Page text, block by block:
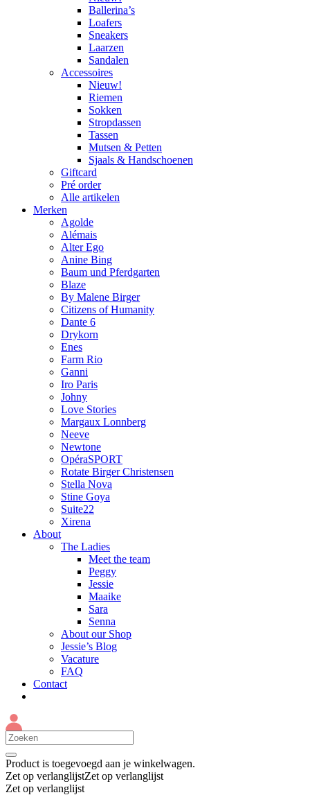
Ballerina’s
Loafers
Sneakers
Laarzen
Sandalen
Accessoires
Nieuw!
Riemen
Sokken
Stropdassen
Tassen
Mutsen & Petten
Sjaals & Handschoenen
Giftcard
Pré order
Alle artikelen
Merken
Agolde
Alémais
Alter Ego
Anine Bing
Baum und Pferdgarten
Blaze
By Malene Birger
Citizens of Humanity
Dante 6
Drykorn
Enes
Farm Rio
Ganni
Iro Paris
Johny
Love Stories
Margaux Lonnberg
Neeve
Newtone
OpéraSPORT
Rotate Birger Christensen
Stella Nova
Stine Goya
Suite22
Xirena
About
The Ladies
Meet the team
Peggy
Jessie
Maaike
Sara
Senna
About our Shop
Jessie’s Blog
Vacature
FAQ
Contact
Product is toegevoegd aan je winkelwagen.
Zet op verlanglijstZet op verlanglijst
Zet op verlanglijst